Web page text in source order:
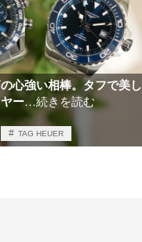
心強い相棒。タフで美し
ー…続きを読む
TAG HEUER